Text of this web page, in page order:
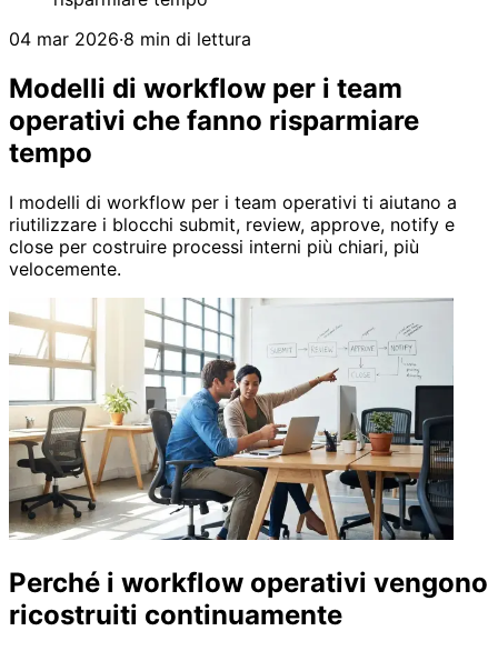
04 mar 2026·8 min di lettura
Modelli di workflow per i team
operativi che fanno risparmiare
tempo
I modelli di workflow per i team operativi ti aiutano a
riutilizzare i blocchi submit, review, approve, notify e
close per costruire processi interni più chiari, più
velocemente.
Perché i workflow operativi vengono
ricostruiti continuamente